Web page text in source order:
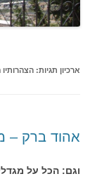
ארכיון תגיות:
אהוד ברק –
וגם: הכל על